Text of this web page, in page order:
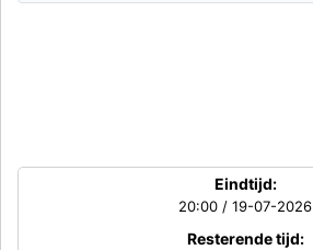
Eindtijd:
20:00 / 19-07-2026
Resterende tijd: